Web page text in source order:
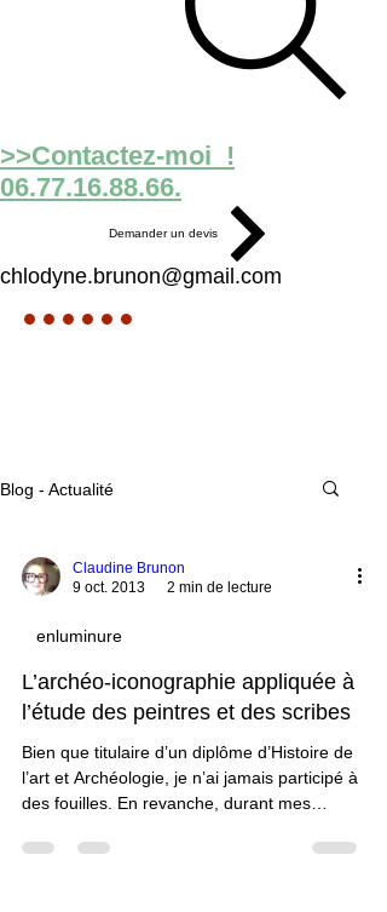
>>Contactez-moi !
06.77.16.88.66.
Demander un devis
chlodyne.brunon@gmail.com
Blog - Actualité
Claudine Brunon
9 oct. 2013
2 min de lecture
enluminure
L’archéo-iconographie appliquée à
l’étude des peintres et des scribes
Bien que titulaire d’un diplôme d’Histoire de
l’art et Archéologie, je n’ai jamais participé à
des fouilles. En revanche, durant mes
miniatures avec Danièle Alexandre-Bidon,